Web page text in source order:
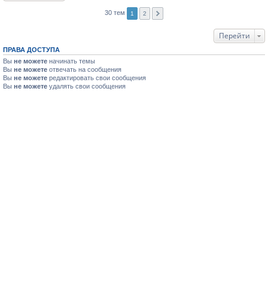
30 тем 1 2
Перейти
ПРАВА ДОСТУПА
Вы не можете начинать темы
Вы не можете отвечать на сообщения
Вы не можете редактировать свои сообщения
Вы не можете удалять свои сообщения